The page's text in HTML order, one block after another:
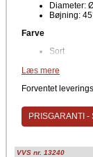
Diameter:
Bøjning:
Farve
Sort
Producent
TermaTech
Læs mere
Forventet
PRISGARANTI
VVS nr. 13240